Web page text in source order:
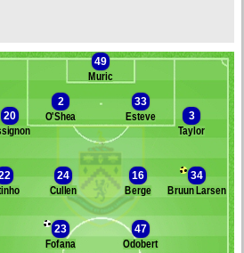
Banc des remplaçantsBurnley
49
Muric
2
O'Shea
33
Esteve
20
3
Taylor
24
Cullen
16
Berge
34
Bruun Larsen
23
Fofana
47
Odobert